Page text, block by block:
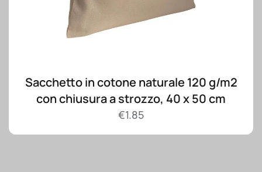
Sacchetto in cotone naturale 120 g/m2
con chiusura a strozzo, 40 x 50 cm
€1.85